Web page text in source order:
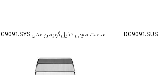
ساعت مچی دنیل گورمن مدل DG9091.SYS